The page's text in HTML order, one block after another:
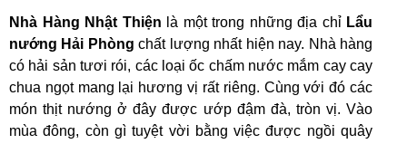
Nhà Hàng Nhật Thiện là một trong những địa chỉ Lẩu
nướng Hải Phòng chất lượng nhất hiện nay. Nhà hàng
có hải sản tươi rói, các loại ốc chấm nước mắm cay cay
chua ngọt mang lại hương vị rất riêng. Cùng với đó các
món thịt nướng ở đây được ướp đậm đà, tròn vị. Vào
mùa đông, còn gì tuyệt vời bằng việc được ngồi quây